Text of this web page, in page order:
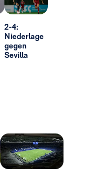
2-4:
Niederlage
gegen
Sevilla